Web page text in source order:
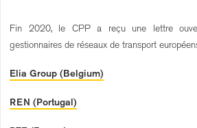
Fin 2020, le CPP a reçu une lettre
gestionnaires de réseaux de transport
Elia Group (Belgium)
REN (Portugal)